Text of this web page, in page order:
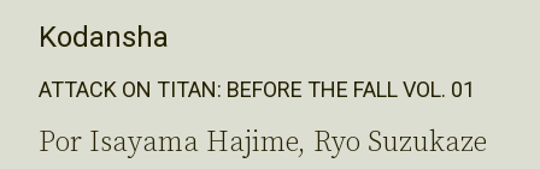
Kodansha
ATTACK ON TITAN: BEFORE THE FALL VOL. 01
Por Isayama Hajime, Ryo Suzukaze